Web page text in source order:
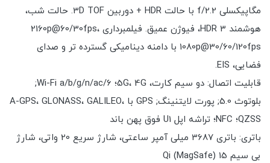
مگاپیکسلی f/2.2 با حالت HDR + دوربین 3D TOF. حالت شب،
هوشمند HDR 3، فیوژن عمیق. فیلمبرداری 2160p@60/30fps،
1080p@30/60/120fps با دامنه دینامیکی گسترده تر و صدای
فضایی، EIS.
قابلیت اتصال: دو سیم کارت، 5G، 4G؛ Wi-Fi a/b/g/n/ac/6;
بلوتوث 5.0; پورت لایتنینگ; GPS با A-GPS، GLONASS، GALILEO،
QZSS؛ NFC؛ تراشه اپل U1 فوق پهن باند
باتری: باتری 3687 میلی آمپر ساعتی، شارژ سریع 20 واتی، شارژ
بی سیم 15 Qi (MagSafe)